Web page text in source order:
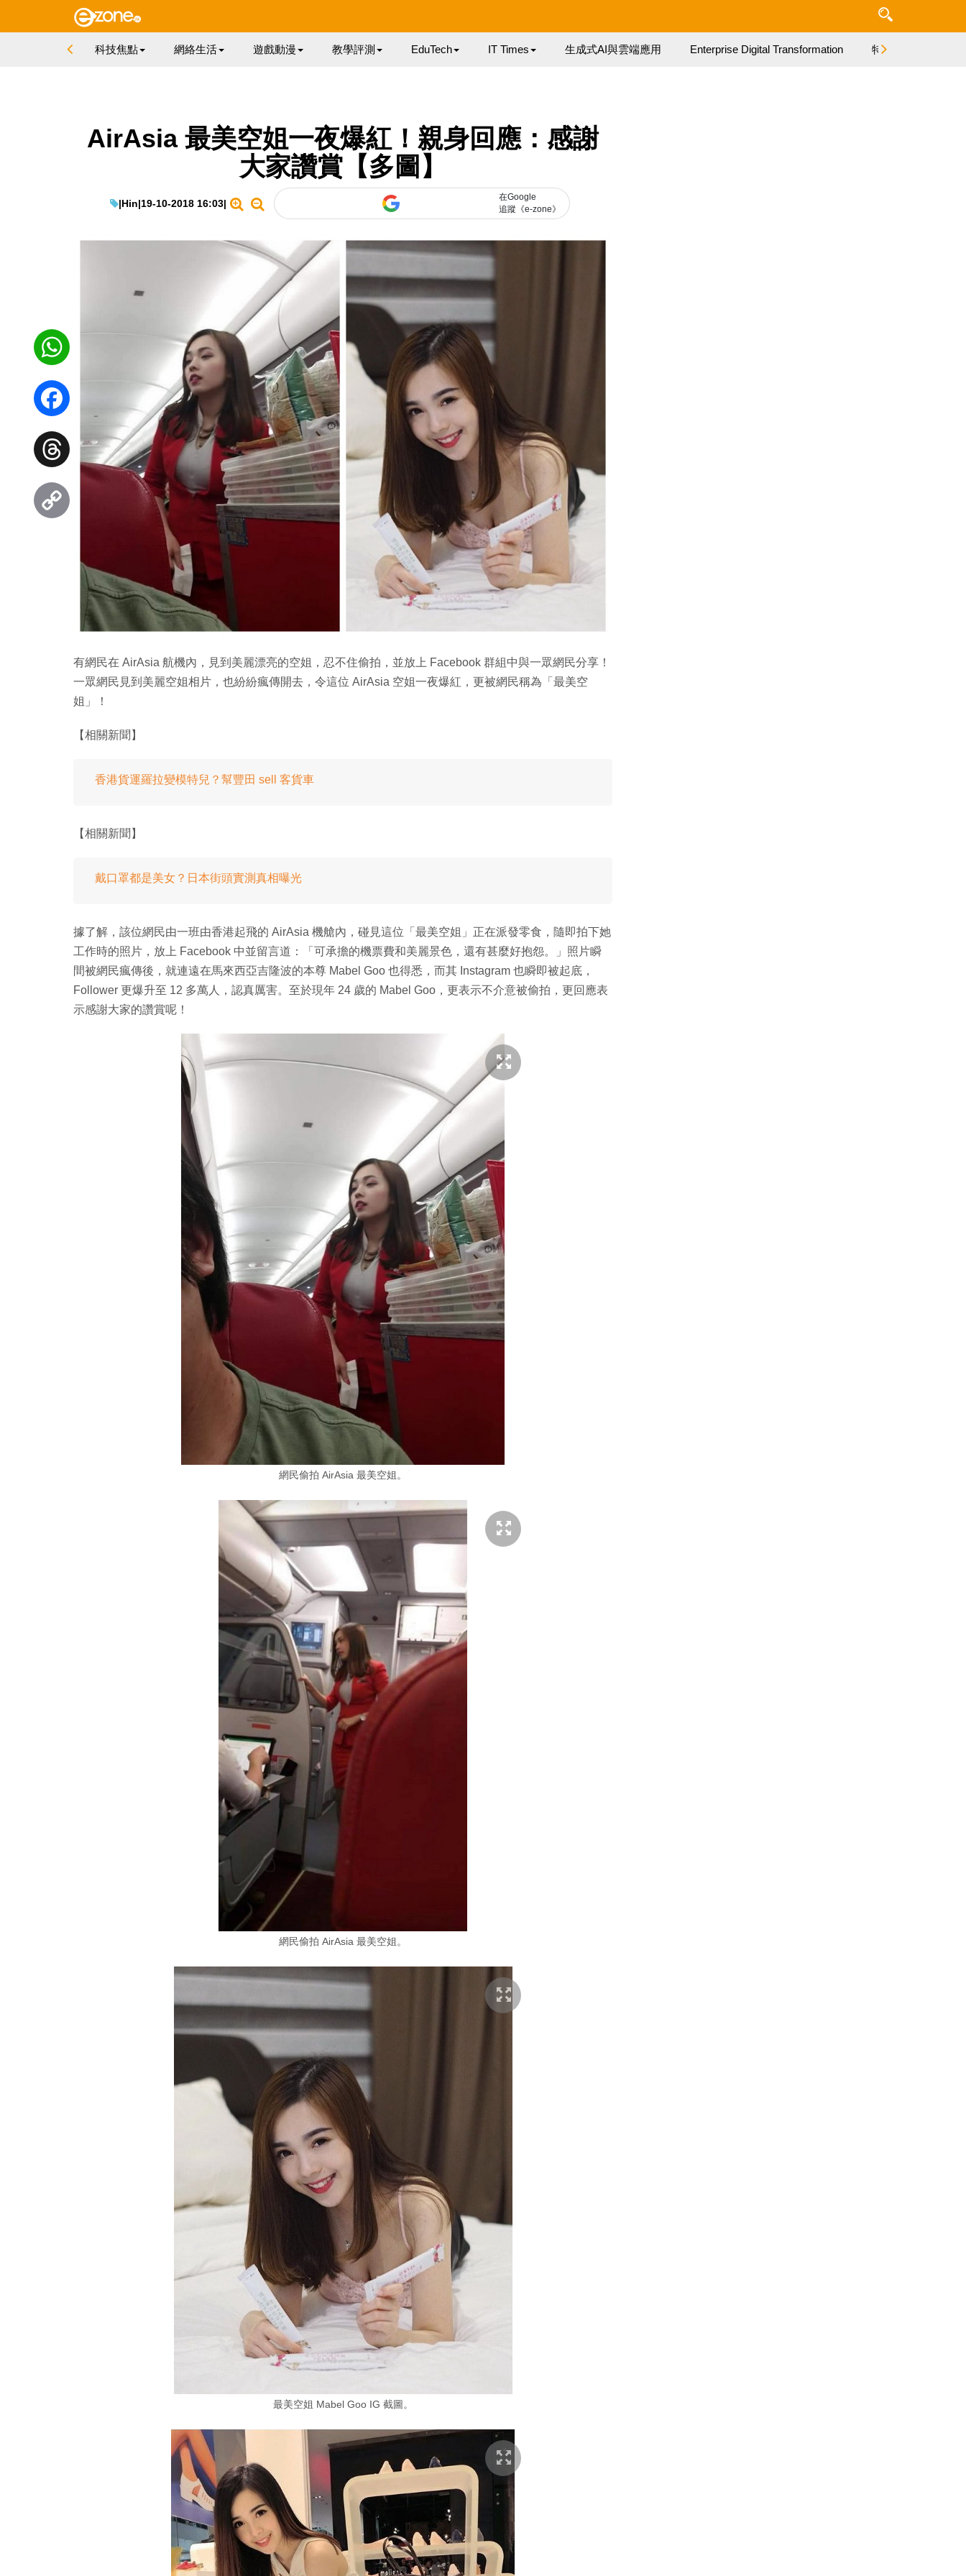
科技焦點 網絡生活 遊戲動漫 教學評測 EduTech IT Times 生成式AI與雲端應用 Enterprise Digital Transformation 特集
AirAsia 最美空姐一夜爆紅！親身回應：感謝
大家讚賞【多圖】
|Hin|19-10-2018 16:03|
在Google
追蹤《e-zone》
有網民在 AirAsia 航機內，見到美麗漂亮的空姐，忍不住偷拍，並放上 Facebook 群組中與一眾網民分享！
一眾網民見到美麗空姐相片，也紛紛瘋傳開去，令這位 AirAsia 空姐一夜爆紅，更被網民稱為「最美空
姐」！
【相關新聞】
香港貨運羅拉變模特兒？幫豐田 sell 客貨車
【相關新聞】
戴口罩都是美女？日本街頭實測真相曝光
據了解，該位網民由一班由香港起飛的 AirAsia 機艙內，碰見這位「最美空姐」正在派發零食，隨即拍下她
工作時的照片，放上 Facebook 中並留言道：「可承擔的機票費和美麗景色，還有甚麼好抱怨。」照片瞬
間被網民瘋傳後，就連遠在馬來西亞吉隆波的本尊 Mabel Goo 也得悉，而其 Instagram 也瞬即被起底，
Follower 更爆升至 12 多萬人，認真厲害。至於現年 24 歲的 Mabel Goo，更表示不介意被偷拍，更回應表
示感謝大家的讚賞呢！
網民偷拍 AirAsia 最美空姐。
網民偷拍 AirAsia 最美空姐。
最美空姐 Mabel Goo IG 截圖。
WhatsApp
Facebook
Threads